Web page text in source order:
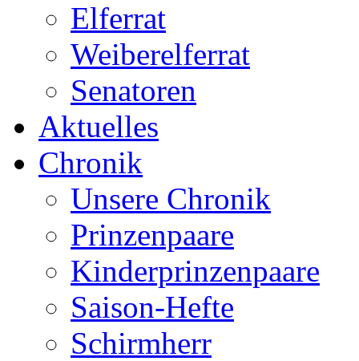
Elferrat
Weiberelferrat
Senatoren
Aktuelles
Chronik
Unsere Chronik
Prinzenpaare
Kinderprinzenpaare
Saison-Hefte
Schirmherr